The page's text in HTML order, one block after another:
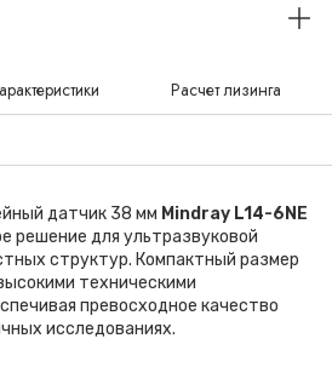
Расчет лизинга
датчик 38 мм Mindray L14-6NE
решение для ультразвуковой
структур. Компактный размер
техническими
превосходное качество
исследованиях.